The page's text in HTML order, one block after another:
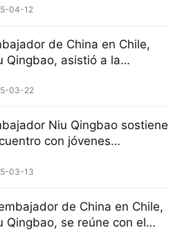
04-12
de China en Chile,
Qingbao, asistió a la
2025 en la ciudad de
03-22
Niu Qingbao sostiene
con jóvenes
03-13
de China en Chile,
Qingbao, se reúne con el